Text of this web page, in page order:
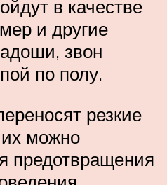
в качестве
и другие
звон
по полу.
резкие
можно
предотвращения